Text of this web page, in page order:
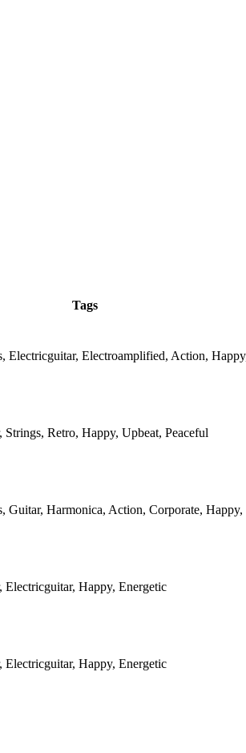
Tags
Electricguitar, Electroamplified, Action,
Retro, Happy, Upbeat, Peaceful
Guitar, Harmonica, Action, Corporate, Happy,
Happy, Energetic
Happy, Energetic